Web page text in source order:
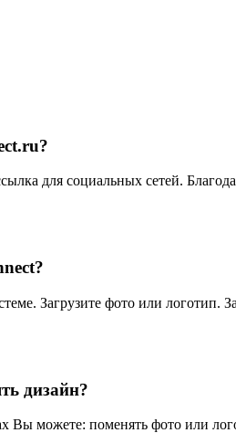
для социальных сетей.
Загрузите фото или
дизайн?
Вы можете: поменять фото или